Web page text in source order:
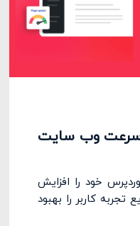
سرعت وب سایت
خود را افزایش
کاربر را بهبود